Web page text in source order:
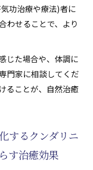
功治療や療法)者に
わせることで、より
じた場合や、体調に
門家に相談してくだ
ることが、自然治癒
するクンダリニ
す治癒効果